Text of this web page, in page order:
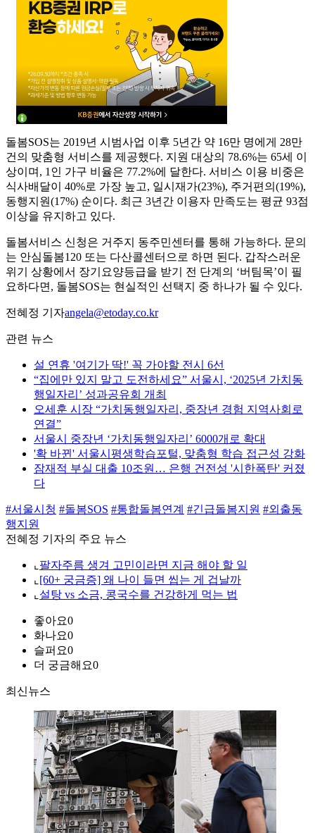
돌봄SOS는 2019년 시범사업 이후 5년간 약 16만 명에게 28만
건의 맞춤형 서비스를 제공했다. 지원 대상의 78.6%는 65세 이
상이며, 1인 가구 비율은 77.2%에 달한다. 서비스 이용 비중은
식사배달이 40%로 가장 높고, 일시재가(23%), 주거편의(19%),
동행지원(17%) 순이다. 최근 3년간 이용자 만족도는 평균 93점
이상을 유지하고 있다.
돌봄서비스 신청은 거주지 동주민센터를 통해 가능하다. 문의
는 안심돌봄120 또는 다산콜센터으로 하면 된다. 갑작스러운
위기 상황에서 장기요양등급을 받기 전 단계의 ‘버팀목’이 필
요하다면, 돌봄SOS는 현실적인 선택지 중 하나가 될 수 있다.
전혜정 기자angela@etoday.co.kr
관련 뉴스
설 연휴 '여기가 딱!' 꼭 가야할 전시 6선
“집에만 있지 말고 도전하세요” 서울시, ‘2025년 가치동
행일자리’ 성과공유회 개최
오세훈 시장 “가치동행일자리, 중장년 경험 지역사회로
연결”
서울시 중장년 ‘가치동행일자리’ 6000개로 확대
'확 바뀐' 서울시평생학습포털, 맞춤형 학습 접근성 강화
잠재적 부실 대출 10조원… 은행 건전성 '시한폭탄' 커졌
다
#서울시청 #돌봄SOS #통합돌봄연계 #긴급돌봄지원 #외출동
행지원
전혜정 기자의 주요 뉴스
⌞ 팔자주름 생겨 고민이라면 지금 해야 할 일
⌞ [60+ 궁금증] 왜 나이 들면 씹는 게 겁날까
⌞ 설탕 vs 소금, 콩국수를 건강하게 먹는 법
좋아요0
화나요0
슬퍼요0
더 궁금해요0
최신뉴스